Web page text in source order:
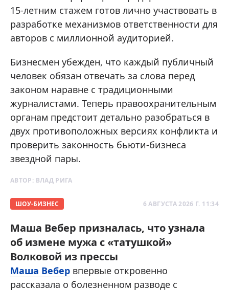
15-летним стажем готов лично участвовать в
разработке механизмов ответственности для
авторов с миллионной аудиторией.
Бизнесмен убежден, что каждый публичный
человек обязан отвечать за слова перед
законом наравне с традиционными
журналистами. Теперь правоохранительным
органам предстоит детально разобраться в
двух противоположных версиях конфликта и
проверить законность бьюти-бизнеса
звездной пары.
АВТОР: ВЛАД РИГА
ШОУ-БИЗНЕС 6 АВГУСТА 2026 Г. 11:34
Маша Вебер призналась, что узнала
об измене мужа с «татушкой»
Волковой из прессы
Маша Вебер впервые откровенно
рассказала о болезненном разводе с